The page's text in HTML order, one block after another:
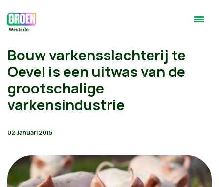
Bouw varkensslachterij te
Oevel is een uitwas van de
grootschalige
varkensindustrie
02 Januari 2015